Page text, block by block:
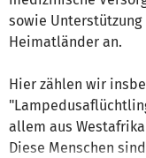
sowie
Heimatländer an.
Hier zählen wir
allem aus
Diese Menschen